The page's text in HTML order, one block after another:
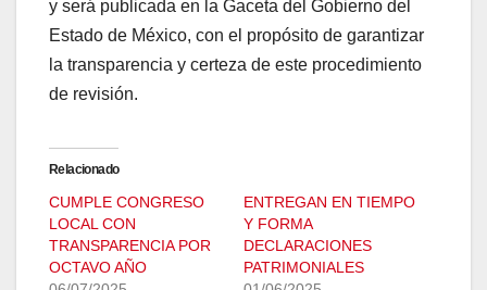
y será publicada en la Gaceta del Gobierno del
Estado de México, con el propósito de garantizar
la transparencia y certeza de este procedimiento
de revisión.
Relacionado
CUMPLE CONGRESO
LOCAL CON
TRANSPARENCIA POR
OCTAVO AÑO
ENTREGAN EN TIEMPO
Y FORMA
DECLARACIONES
PATRIMONIALES